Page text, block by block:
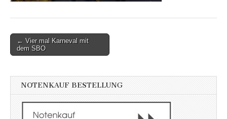
Post
navigation
← Vier mal Karneval mit
dem SBO
NOTENKAUF BESTELLUNG